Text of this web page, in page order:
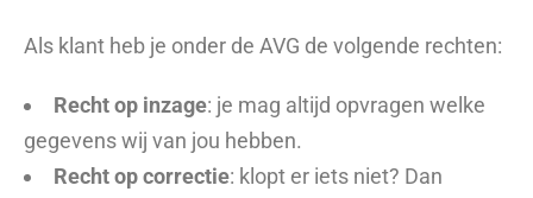
Als klant heb je onder de AVG de volgende rechten:
Recht op inzage: je mag altijd opvragen welke
gegevens wij van jou hebben.
Recht op correctie: klopt er iets niet? Dan